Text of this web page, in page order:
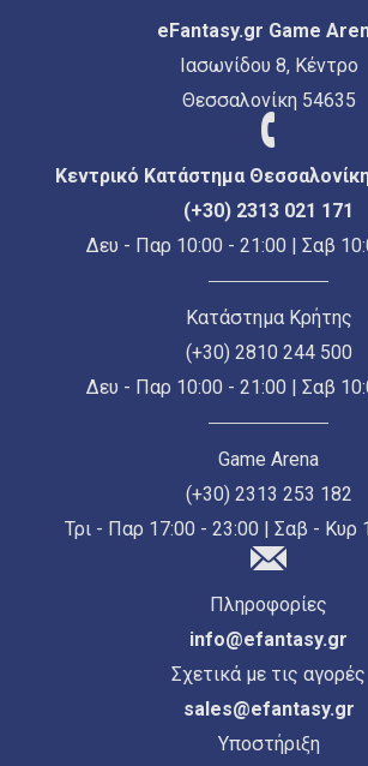
eFantasy.gr Game
Ιασωνίδου 8, Κέντρο
Θεσσαλονίκη 54635
Κεντρικό Κατάστημα
(+30) 2313 021 171
Δευ - Παρ 10:00 - 21:00 | Σαβ
Κατάστημα Κρήτης
(+30) 2810 244 500
Δευ - Παρ 10:00 - 21:00 | Σαβ
Game Arena
(+30) 2313 253 182
Τρι - Παρ 17:00 - 23:00 | Σαβ - Κυρ
Πληροφορίες
info@efantasy.gr
Σχετικά με τις αγορές
sales@efantasy.gr
Υποστήριξη